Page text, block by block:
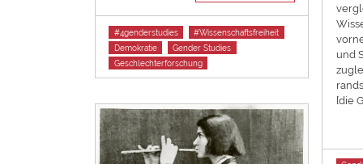
Tags
#4genderstudies
#Wissenschaftsfreiheit
Demokratie
Gender Studies
Geschlechterforschung
und
[die